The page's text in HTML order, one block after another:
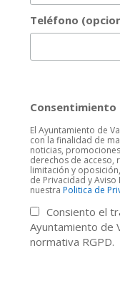
Teléfono
Consentimiento
El Ayuntamiento de
con la finalidad de
noticias,
derechos de acceso,
limitación y
de Privacidad y
nuestra Politica de
Consiento el
Ayuntamiento de
normativa RGPD.